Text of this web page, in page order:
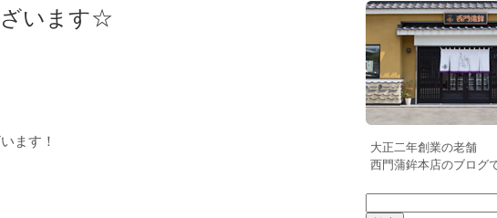
います☆
ます！
大正二年創業の老舗
西門蒲鉾本店のブログ